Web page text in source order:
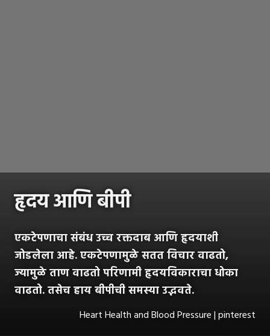
हृदय आणि बीपी
एकटेपणाचा संबंध उच्च रक्तदाब आणि हृदयाशी
जोडलेला आहे. एकटेपणामुळे सतत विचार वाढतो,
ज्यामुळे ताण वाढतो परिणामी हृदयविकाराचा धोका
वाढतो. तसेच हाय बीपीची समस्या उद्भवते.
Heart Health and Blood Pressure | pinterest